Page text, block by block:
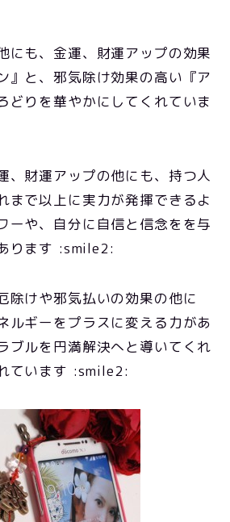
にも、金運、財運アップの効果
』と、邪気除け効果の高い『ア
どりを華やかにしてくれていま
、財運アップの他にも、持つ人
まで以上に実力が発揮できるよ
ーや、自分に自信と信念をを与
ります :smile2:
除けや邪気払いの効果の他に
ルギーをプラスに変える力があ
ブルを円満解決へと導いてくれ
ています :smile2: